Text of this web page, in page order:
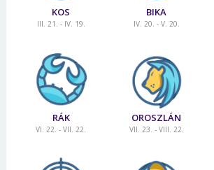
KOS
III. 21. - IV. 19.
BIKA
IV. 20. - V. 20.
RÁK
VI. 22. - VII. 22.
OROSZLÁN
VII. 23. - VIII. 22.